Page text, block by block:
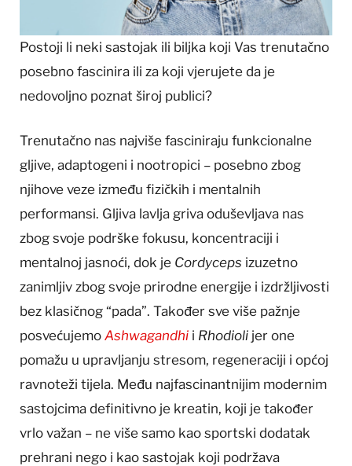
Postoji li neki sastojak ili biljka koji Vas trenutačno
posebno fascinira ili za koji vjerujete da je
nedovoljno poznat široj publici?
Trenutačno nas najviše fasciniraju funkcionalne
gljive, adaptogeni i nootropici – posebno zbog
njihove veze između fizičkih i mentalnih
performansi. Gljiva lavlja griva oduševljava nas
zbog svoje podrške fokusu, koncentraciji i
mentalnoj jasnoći, dok je Cordyceps izuzetno
zanimljiv zbog svoje prirodne energije i izdržljivosti
bez klasičnog “pada”. Također sve više pažnje
posvećujemo Ashwagandhi i Rhodioli jer one
pomažu u upravljanju stresom, regeneraciji i općoj
ravnoteži tijela. Među najfascinantnijim modernim
sastojcima definitivno je kreatin, koji je također
vrlo važan – ne više samo kao sportski dodatak
prehrani nego i kao sastojak koji podržava